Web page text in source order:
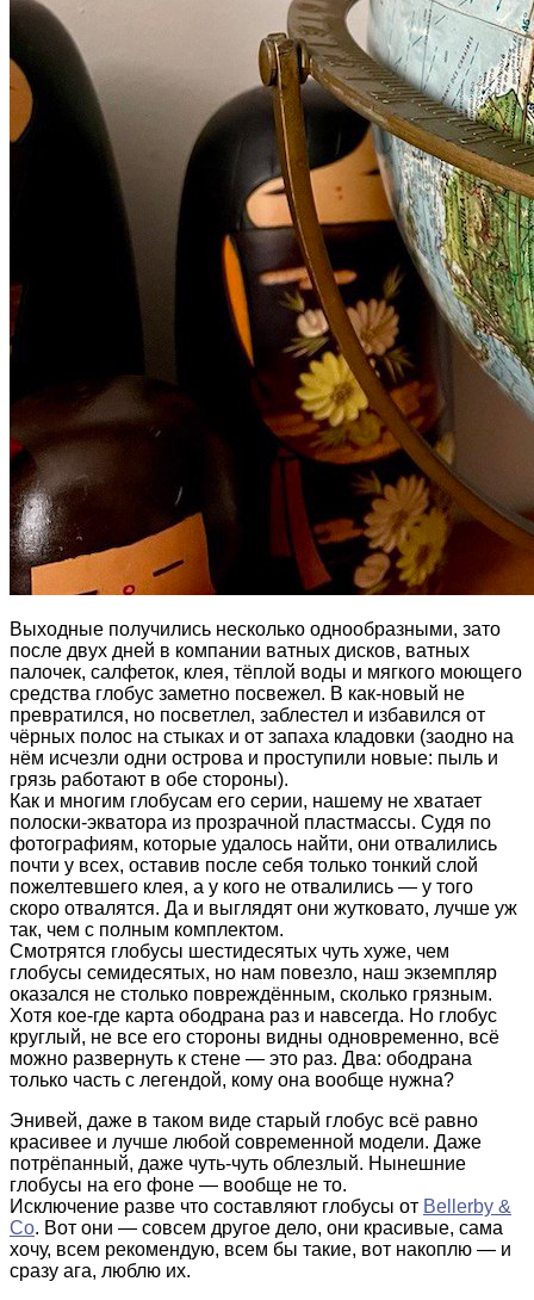
Выходные получились несколько однообразными, зато
после двух дней в компании ватных дисков, ватных
палочек, салфеток, клея, тёплой воды и мягкого моющего
средства глобус заметно посвежел. В как-новый не
превратился, но посветлел, заблестел и избавился от
чёрных полос на стыках и от запаха кладовки (заодно на
нём исчезли одни острова и проступили новые: пыль и
грязь работают в обе стороны).
Как и многим глобусам его серии, нашему не хватает
полоски-экватора из прозрачной пластмассы. Судя по
фотографиям, которые удалось найти, они отвалились
почти у всех, оставив после себя только тонкий слой
пожелтевшего клея, а у кого не отвалились — у того
скоро отвалятся. Да и выглядят они жутковато, лучше уж
так, чем с полным комплектом.
Смотрятся глобусы шестидесятых чуть хуже, чем
глобусы семидесятых, но нам повезло, наш экземпляр
оказался не столько повреждённым, сколько грязным.
Хотя кое-где карта ободрана раз и навсегда. Но глобус
круглый, не все его стороны видны одновременно, всё
можно развернуть к стене — это раз. Два: ободрана
только часть с легендой, кому она вообще нужна?
Энивей, даже в таком виде старый глобус всё равно
красивее и лучше любой современной модели. Даже
потрёпанный, даже чуть-чуть облезлый. Нынешние
глобусы на его фоне — вообще не то.
Исключение разве что составляют глобусы от Bellerby &
Co. Вот они — совсем другое дело, они красивые, сама
хочу, всем рекомендую, всем бы такие, вот накоплю — и
сразу ага, люблю их.